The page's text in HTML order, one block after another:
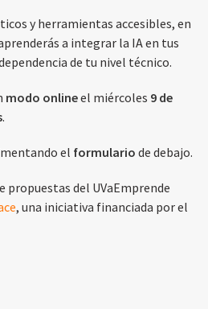
y herramientas accesibles, en
a integrar la IA en tus
de tu nivel técnico.
modo onlineel miércoles 9 de
.
el formulario de debajo.
propuestas del UVaEmprende
, una iniciativa financiada por el